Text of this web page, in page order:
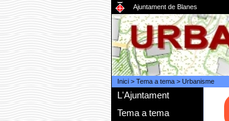
Ajuntament de Blanes
Inici> Tema a tema> Urbanisme
L'Ajuntament
Tema a tema